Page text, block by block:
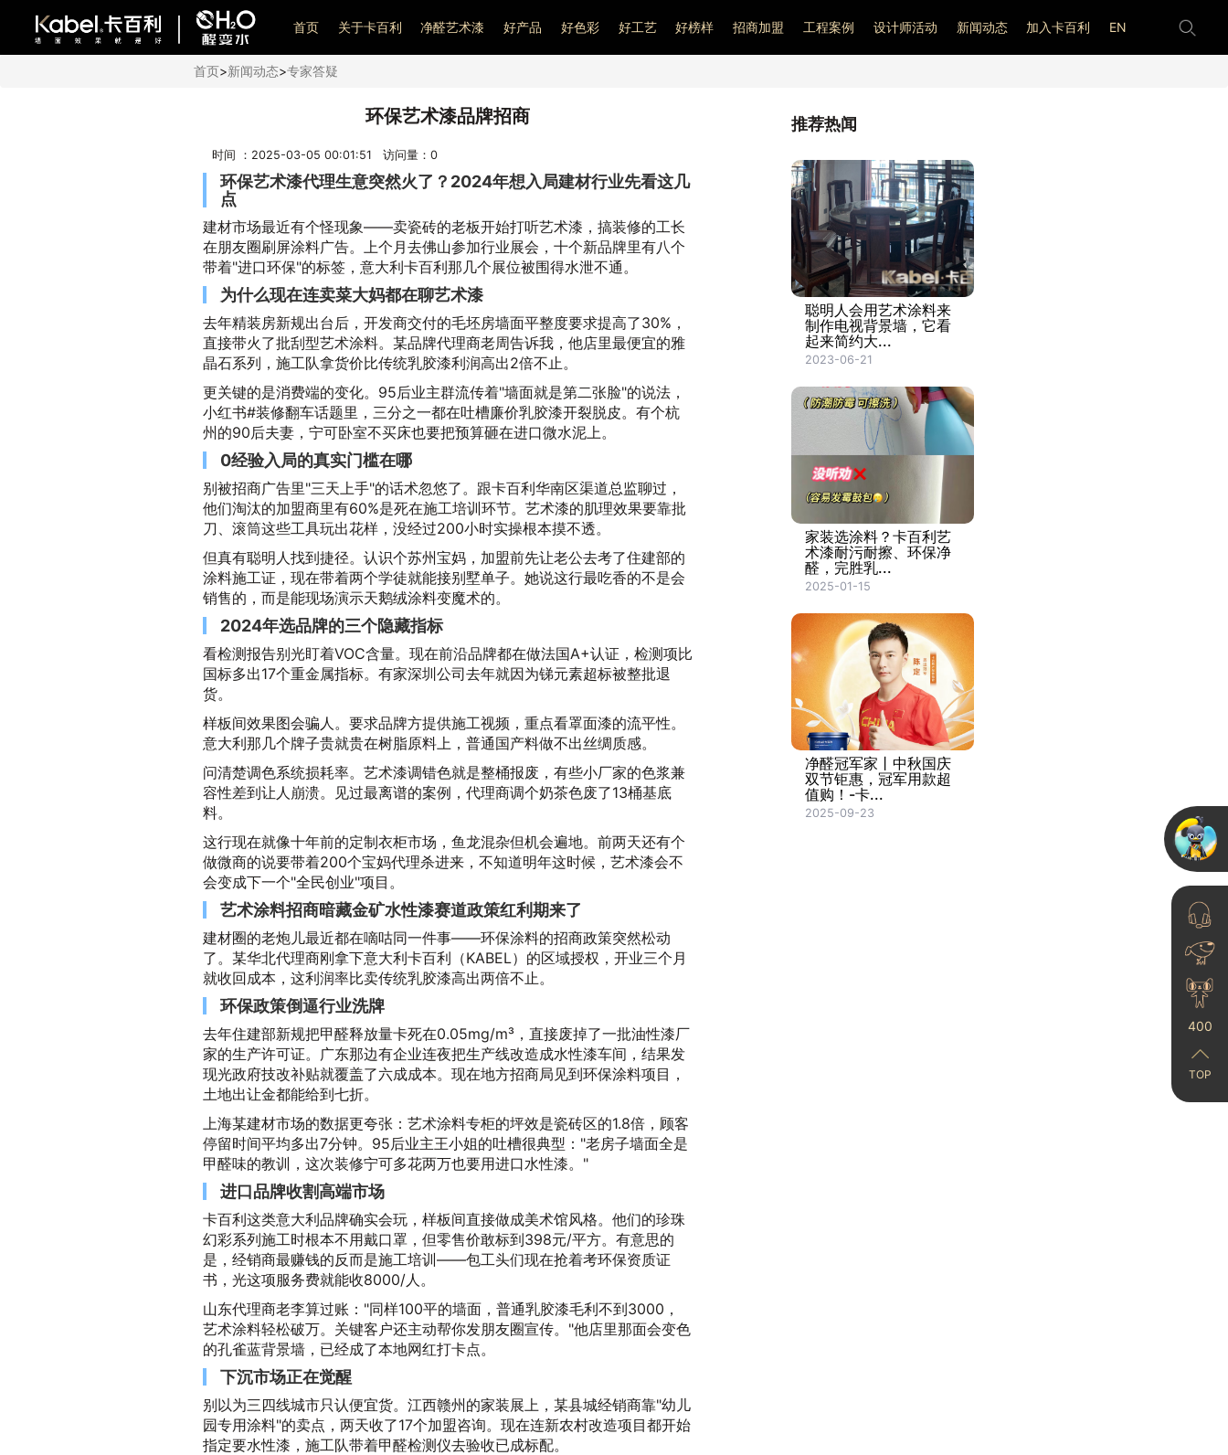
艺术漆加盟
首页 关于卡百利 净醛艺术漆 好产品 好色彩 好工艺 好榜样 招商加盟 工程案例 设计师活动 新闻动态 加入卡百利 EN
首页>新闻动态>专家答疑
环保艺术漆品牌招商
时间 ：2025-03-05 00:01:51 访问量： 0
环保艺术漆代理生意突然火了？2024年想入局建材行业先看这几
点
建材市场最近有个怪现象——卖瓷砖的老板开始打听艺术漆，搞装修的工长
在朋友圈刷屏涂料广告。上个月去佛山参加行业展会，十个新品牌里有八个
带着"进口环保"的标签，意大利卡百利那几个展位被围得水泄不通。
为什么现在连卖菜大妈都在聊艺术漆
去年精装房新规出台后，开发商交付的毛坯房墙面平整度要求提高了30%，
直接带火了批刮型艺术涂料。某品牌代理商老周告诉我，他店里最便宜的雅
晶石系列，施工队拿货价比传统乳胶漆利润高出2倍不止。
更关键的是消费端的变化。95后业主群流传着"墙面就是第二张脸"的说法，
小红书#装修翻车话题里，三分之一都在吐槽廉价乳胶漆开裂脱皮。有个杭
州的90后夫妻，宁可卧室不买床也要把预算砸在进口微水泥上。
0经验入局的真实门槛在哪
别被招商广告里"三天上手"的话术忽悠了。跟卡百利华南区渠道总监聊过，
他们淘汰的加盟商里有60%是死在施工培训环节。艺术漆的肌理效果要靠批
刀、滚筒这些工具玩出花样，没经过200小时实操根本摸不透。
但真有聪明人找到捷径。认识个苏州宝妈，加盟前先让老公去考了住建部的
涂料施工证，现在带着两个学徒就能接别墅单子。她说这行最吃香的不是会
销售的，而是能现场演示天鹅绒涂料变魔术的。
2024年选品牌的三个隐藏指标
看检测报告别光盯着VOC含量。现在前沿品牌都在做法国A+认证，检测项比
国标多出17个重金属指标。有家深圳公司去年就因为锑元素超标被整批退
货。
样板间效果图会骗人。要求品牌方提供施工视频，重点看罩面漆的流平性。
意大利那几个牌子贵就贵在树脂原料上，普通国产料做不出丝绸质感。
问清楚调色系统损耗率。艺术漆调错色就是整桶报废，有些小厂家的色浆兼
容性差到让人崩溃。见过最离谱的案例，代理商调个奶茶色废了13桶基底
料。
这行现在就像十年前的定制衣柜市场，鱼龙混杂但机会遍地。前两天还有个
做微商的说要带着200个宝妈代理杀进来，不知道明年这时候，艺术漆会不
会变成下一个"全民创业"项目。
艺术涂料招商暗藏金矿水性漆赛道政策红利期来了
建材圈的老炮儿最近都在嘀咕同一件事——环保涂料的招商政策突然松动
了。某华北代理商刚拿下意大利卡百利（KABEL）的区域授权，开业三个月
就收回成本，这利润率比卖传统乳胶漆高出两倍不止。
环保政策倒逼行业洗牌
去年住建部新规把甲醛释放量卡死在0.05mg/m³，直接废掉了一批油性漆厂
家的生产许可证。广东那边有企业连夜把生产线改造成水性漆车间，结果发
现光政府技改补贴就覆盖了六成成本。现在地方招商局见到环保涂料项目，
土地出让金都能给到七折。
上海某建材市场的数据更夸张：艺术涂料专柜的坪效是瓷砖区的1.8倍，顾客
停留时间平均多出7分钟。95后业主王小姐的吐槽很典型："老房子墙面全是
甲醛味的教训，这次装修宁可多花两万也要用进口水性漆。"
进口品牌收割高端市场
卡百利这类意大利品牌确实会玩，样板间直接做成美术馆风格。他们的珍珠
幻彩系列施工时根本不用戴口罩，但零售价敢标到398元/平方。有意思的
是，经销商最赚钱的反而是施工培训——包工头们现在抢着考环保资质证
书，光这项服务费就能收8000/人。
山东代理商老李算过账："同样100平的墙面，普通乳胶漆毛利不到3000，
艺术涂料轻松破万。关键客户还主动帮你发朋友圈宣传。"他店里那面会变色
的孔雀蓝背景墙，已经成了本地网红打卡点。
下沉市场正在觉醒
别以为三四线城市只认便宜货。江西赣州的家装展上，某县城经销商靠"幼儿
园专用涂料"的卖点，两天收了17个加盟咨询。现在连新农村改造项目都开始
指定要水性漆，施工队带着甲醛检测仪去验收已成标配。
推荐热闻
聪明人会用艺术涂料来
制作电视背景墙，它看
起来简约大...
2023-06-21
家装选涂料？卡百利艺
术漆耐污耐擦、环保净
醛，完胜乳...
2025-01-15
净醛冠军家丨中秋国庆
双节钜惠，冠军用款超
值购！-卡...
2025-09-23
400
TOP